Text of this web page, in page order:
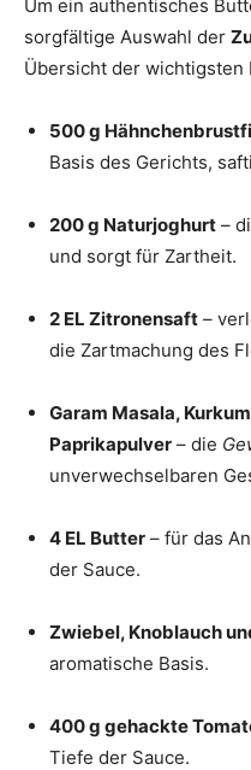
Um ein authentisches
sorgfältige Auswahl der
Übersicht der wichtigsten
500 g
Basis des Gerichts,
200 g Naturjoghurt –
und sorgt für Zartheit.
2 EL Zitronensaft –
die Zartmachung des
Garam Masala,
Paprikapulver – die
unverwechselbaren
4 EL Butter – für das
der Sauce.
Zwiebel, Knoblauch
aromatische Basis.
400 g gehackte
Tiefe der Sauce.